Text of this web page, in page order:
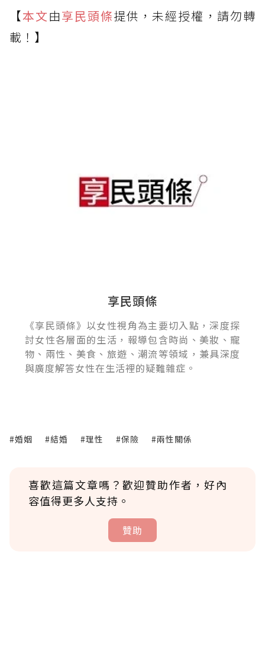
【本文由享民頭條提供，未經授權，請勿轉
載！】
享民頭條
《享民頭條》以女性視角為主要切入點，深度探
討女性各層面的生活，報導包含時尚、美妝、寵
物、兩性、美食、旅遊、潮流等領域，兼具深度
與廣度解答女性在生活裡的疑難雜症。
#婚姻 #結婚 #理性 #保險 #兩性關係
喜歡這篇文章嗎？歡迎贊助作者，好內
容值得更多人支持。
贊助